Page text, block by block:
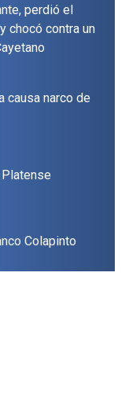
perdió el
chocó contra un
causa narco de
Colapinto